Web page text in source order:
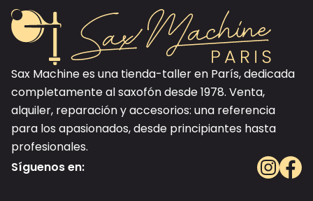
Sax Machine es una tienda-taller en París, dedicada
completamente al saxofón desde 1978. Venta,
alquiler, reparación y accesorios: una referencia
para los apasionados, desde principiantes hasta
profesionales.
Síguenos en: